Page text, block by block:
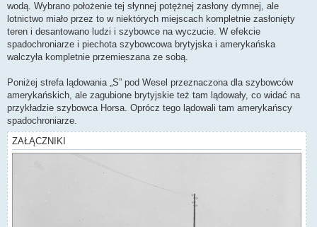
wodą. Wybrano położenie tej słynnej potężnej zasłony dymnej, ale
lotnictwo miało przez to w niektórych miejscach kompletnie zasłonięty
teren i desantowano ludzi i szybowce na wyczucie. W efekcie
spadochroniarze i piechota szybowcowa brytyjska i amerykańska
walczyła kompletnie przemieszana ze sobą.
Poniżej strefa lądowania „S” pod Wesel przeznaczona dla szybowców
amerykańskich, ale zagubione brytyjskie też tam lądowały, co widać na
przykładzie szybowca Horsa. Oprócz tego lądowali tam amerykańscy
spadochroniarze.
ZAŁĄCZNIKI